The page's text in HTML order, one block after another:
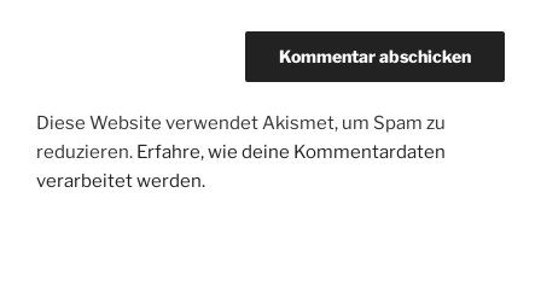
Diese Website verwendet Akismet, um Spam zu
reduzieren. Erfahre, wie deine Kommentardaten
verarbeitet werden.